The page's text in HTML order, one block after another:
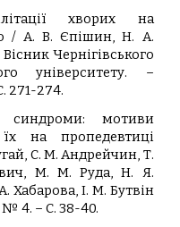
хворих на
/ А. В.Єпішин, Н. А.
Чернігівського
університету. –
271-274.
синдроми: мотиви
на пропедевтиці
С. М. Андрейчин, Т.
М. М. Руда, Н. Я.
Хабарова, І. М. Бутвін
№ 4. – С. 38-40.